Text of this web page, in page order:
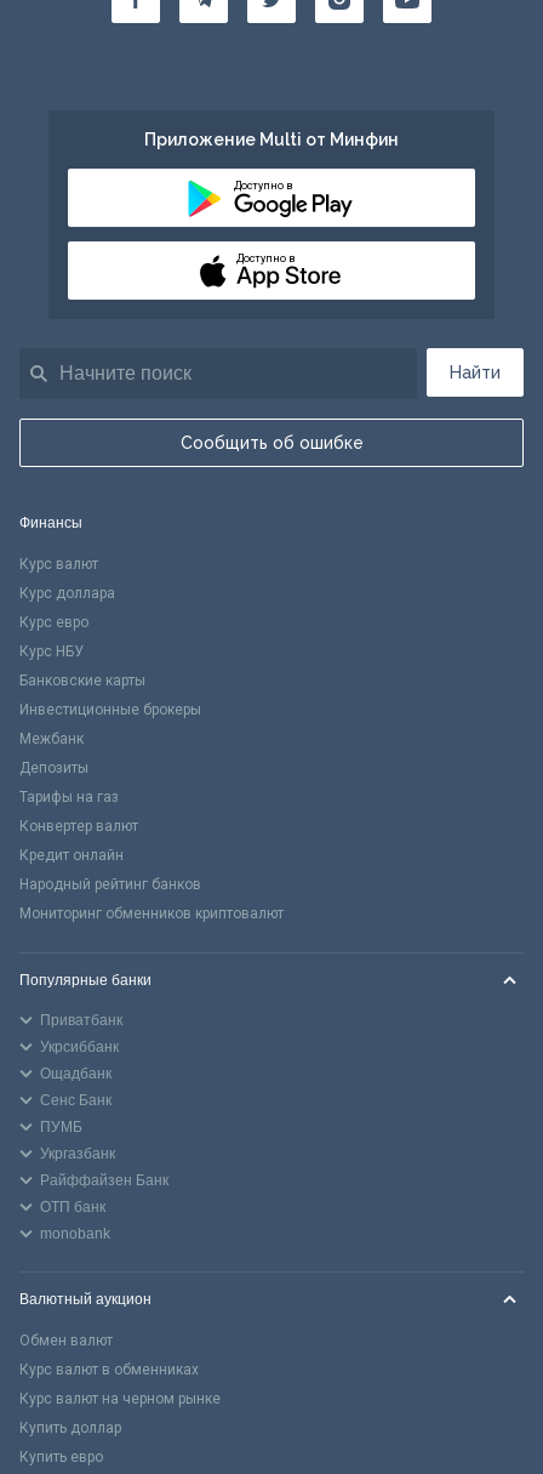
Найти
Сообщить об ошибке
Приложение Multi от Минфин
Доступно в
Доступно в
Финансы
Курс валют
Курс доллара
Курс евро
Курс НБУ
Банковские карты
Инвестиционные брокеры
Межбанк
Депозиты
Тарифы на газ
Конвертер валют
Кредит онлайн
Народный рейтинг банков
Мониторинг обменников криптовалют
Популярные банки
Приватбанк
Укрсиббанк
Ощадбанк
Сенс Банк
ПУМБ
Укргазбанк
Райффайзен Банк
ОТП банк
monobank
Валютный аукцион
Обмен валют
Курс валют в обменниках
Курс валют на черном рынке
Купить доллар
Купить евро